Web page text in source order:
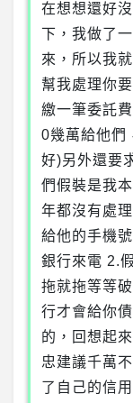
在想想還好
下，我做了
來，所以我
幫我處理你
繳一筆委託
0幾萬給他們
好)另外還要
們假裝是我
年都沒有處
給他的手機
銀行來電 2.
拖就拖等等
行才會給你
的，回想起
忠建議千萬
了自己的信